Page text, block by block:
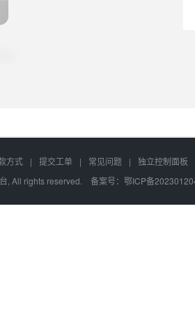
方式 | 提交工单 | 常见问题 |
独立控制面板
, All rights reserved. 备案号： 鄂ICP备